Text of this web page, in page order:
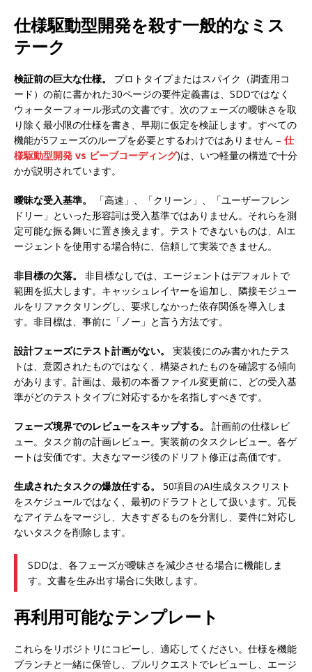
仕様駆動型開発を殺す一般的なミス
テーク
検証前の巨大な仕様。
プロトタイプまたはスパイク（調査用コ
ード）の前に書かれた30ページの要件定義書は、SDDではなく
ウォーターフォール形式の文書です。次のフェーズの曖昧さを取
り除く最小限の仕様を書き、早期に仮定を検証します。すべての
機能が5フェーズのループを必要とするわけではありません – 仕
様駆動型開発 vs ビーブコーディング)は、いつ軽量の構造で十分
かが説明されています。
曖昧な受入基準。
「高速」、「クリーン」、「ユーザーフレン
ドリー」といった形容詞は受入基準ではありません。それらを測
定可能な振る舞いに置き換えます。テストできないものは、AIエ
ージェントを使用する場合特に、信頼して実装できません。
非目標の欠落。
非目標なしでは、エージェントはデフォルトで
範囲を拡大します。キャッシュレイヤーを追加し、隣接モジュー
ルをリファクタリングし、要求しなかった依存関係を導入しま
す。非目標は、事前に「ノー」と言う方法です。
設計フェーズにテスト計画がない。
実装後にのみ書かれたテス
トは、意図されたものではなく、構築されたものを確認する傾向
があります。計画は、最初の本番ファイル変更前に、どの受入基
準がどのテストタイプに対応するかを名指しすべきです。
フェーズ境界でのレビューをスキップする。
計画前の仕様レビ
ュー。タスク前の計画レビュー。実装前のタスクレビュー。各ゲ
ートは安価です。大きなマージ後のドリフト修正は高価です。
生成されたタスクの爆放任する。
50項目のAI生成タスクリスト
をスケジュールではなく、最初のドラフトとして扱います。冗長
なアイテムをマージし、大きすぎるものを分割し、要件に対応し
ないタスクを削除します。
SDDは、各フェーズが曖昧さを減少させる場合に機能しま
す。文書を生み出す場合に失敗します。
再利用可能なテンプレート
これらをリポジトリにコピーし、適応してください。仕様を機能
ブランチと一緒に保管し、プルリクエストでレビューし、エージ